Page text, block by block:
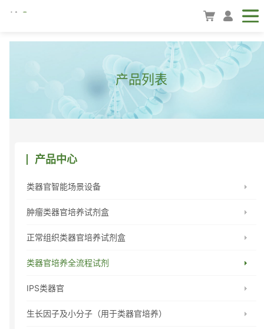
产品列表
产品中心
类器官智能场景设备
肿瘤类器官培养试剂盒
正常组织类器官培养试剂盒
类器官培养全流程试剂
IPS类器官
生长因子及小分子（用于类器官培养）